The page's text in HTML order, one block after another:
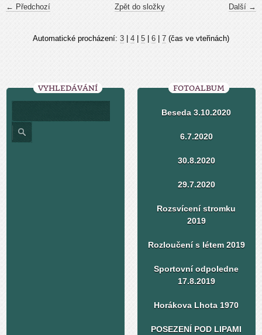
← Předchozí Další →
Zpět do složky
Automatické procházení: 3 4 5 6 7 (čas ve vteřinách)
VYHLEDÁVÁNÍ FOTOALBUM
Beseda 3.10.2020
6.7.2020
30.8.2020
29.7.2020
Rozsvícení stromku
2019
Rozloučení s létem 2019
Sportovní odpoledne
17.8.2019
Horákova Lhota 1970
POSEZENÍ POD LIPAMI